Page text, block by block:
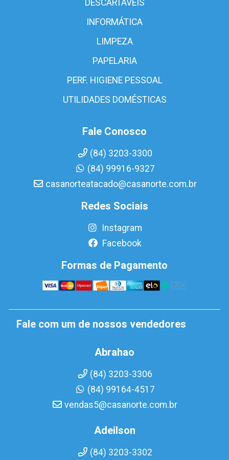
DESCARTÁVEIS
INFORMÁTICA
LIMPEZA
PAPELARIA
PERF. HIGIENE PESSOAL
UTILIDADES DOMÉSTICAS
Fale Conosco
(84) 3203-3300
(84) 99916-9327
casanorteatacado@casanorte.com.br
Redes Sociais
Instagram
Facebook
Formas de Pagamento
Fale com um de nossos vendedores
Abrahao
(84) 3203-3306
(84) 99164-4517
vendas5@casanorte.com.br
Adeilson
(84) 3203-3302